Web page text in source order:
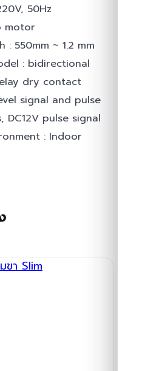
50Hz
motor
: 550mm ~ 1.2 mm
: bidirectional
dry contact
signal and pulse
DC12V pulse signal
: Indoor